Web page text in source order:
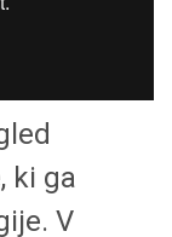
ki ga
V